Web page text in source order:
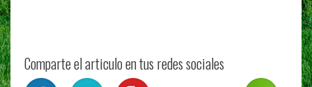
Comparte el articulo en tus redes sociales